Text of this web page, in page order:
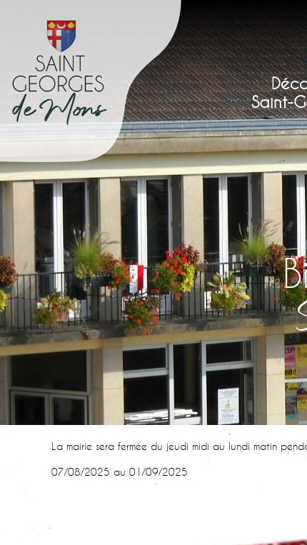
Saint-
La mairie sera fermée du jeudi midi au lundi matin
07/08/2025 au 01/09/2025